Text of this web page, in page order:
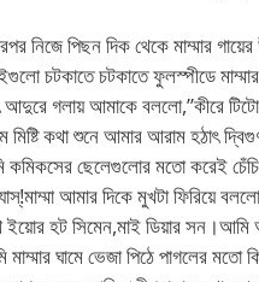
নিজে পিছন দিক থেকে মাম্মার গায়ের
চটকাতে চটকাতে ফুলস্পীডে
আদুরে গলায় আমাকে বললো,”কীরে
কথা শুনে আমার আরাম হঠাৎ
ছেলেগুলোর মতো করেই
আমার দিকে মুখটা ফিরিয়ে
ইয়োর হট সিমেন,মাই ডিয়ার
ঘামে ভেজা পিঠে পাগলের